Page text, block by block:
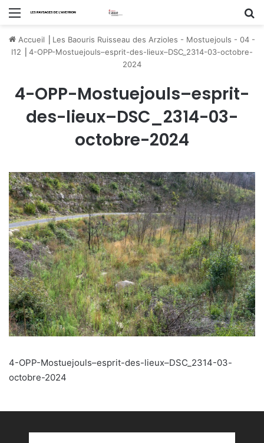
Menu
Accueil
Les Baouris Ruisseau des Arzioles - Mostuejouls - 04 -
I12
4-OPP-Mostuejouls–esprit-des-lieux–DSC_2314-03-octobre-
2024
4-OPP-Mostuejouls–esprit-
des-lieux–DSC_2314-03-
octobre-2024
4-OPP-Mostuejouls–esprit-des-lieux–DSC_2314-03-
octobre-2024